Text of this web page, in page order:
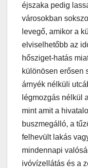
éjszaka pedig
városokban
levegő, amikor a
elviselhetőbb az
hősziget-hatás
különösen erősen
árnyék nélküli
légmozgás nélkül
mint amit a
buszmegálló, a
felhevült lakás
mindennapi
ivóvízellátás és a